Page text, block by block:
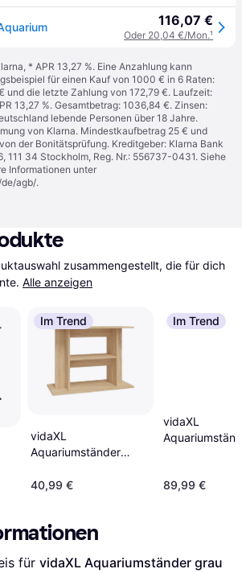
116,07 €
Oder 20,04 €/Mon.¹
* APR 13,27 %. Eine Anzahlung kann
für einen Kauf von 1000 € in 6 Raten:
und die letzte Zahlung von 172,79 €. Laufzeit:
13,27 %. Gesamtbetrag: 1036,84 €. Zinsen:
lebende Personen über 18 Jahre.
von Klarna. Mindestkaufbetrag 25 € und
der Bonitätsprüfung. Kreditgeber: Klarna Bank
111 34 Stockholm, Reg. Nr.: 556737-0431. Siehe
Informationen unter
agb/.
zusammengestellt, die für dich
Alle anzeigen
Im Trend
vidaXL
Aquariumständer
35 x 60 cm
40,99 €
Im Trend
vidaXL
89,99 €
für vidaXL Aquariumständer grau